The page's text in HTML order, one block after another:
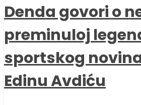
Denda govori o
preminuloj
sportskog
Edinu Avdiću